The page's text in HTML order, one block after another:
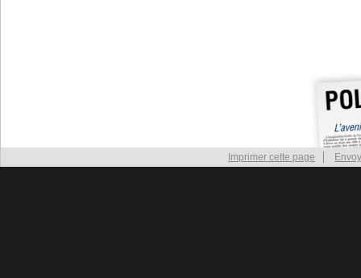
Imprimer cette page